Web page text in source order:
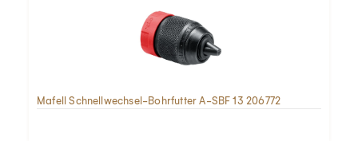
Mafell Schnellwechsel-Bohrfutter A-SBF 13 206772